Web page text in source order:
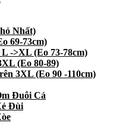
Nhất)
69-73cm)
->XL (Eo 73-78cm)
(Eo 80-89)
3XL (Eo 90 -110cm)
Đuôi Cá
Đùi